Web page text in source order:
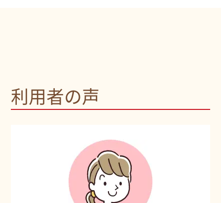
利用者の声